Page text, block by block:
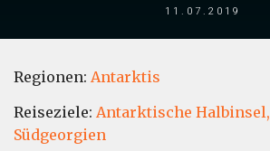
11.07.2019
Regionen: Antarktis
Reiseziele: Antarktische Halbinsel,
Südgeorgien